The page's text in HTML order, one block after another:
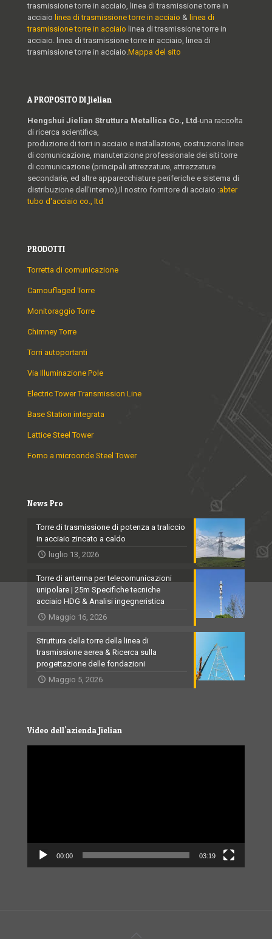
trasmissione torre in acciaio, linea di trasmissione torre in
acciaio linea di trasmissione torre in acciaio & linea di
trasmissione torre in acciaio linea di trasmissione torre in
acciaio. linea di trasmissione torre in acciaio, linea di
trasmissione torre in acciaio. Mappa del sito
A PROPOSITO DI Jielian
Hengshui Jielian Struttura Metallica Co., Ltd-una raccolta
di ricerca scientifica,
produzione di torri in acciaio e installazione, costruzione linee
di comunicazione, manutenzione professionale dei siti torre
di comunicazione (principali attrezzature, attrezzature
secondarie, ed altre apparecchiature periferiche e sistema di
distribuzione dell'interno),Il nostro fornitore di acciaio :abter
tubo d'acciaio co., ltd
PRODOTTI
Torretta di comunicazione
Camouflaged Torre
Monitoraggio Torre
Chimney Torre
Torri autoportanti
Via Illuminazione Pole
Electric Tower Transmission Line
Base Station integrata
Lattice Steel Tower
Forno a microonde Steel Tower
News Pro
Torre di trasmissione di potenza a traliccio
in acciaio zincato a caldo
luglio 13, 2026
Torre di antenna per telecomunicazioni
unipolare | 25m Specifiche tecniche
acciaio HDG & Analisi ingegneristica
Maggio 16, 2026
Struttura della torre della linea di
trasmissione aerea & Ricerca sulla
progettazione delle fondazioni
Maggio 5, 2026
Video dell'azienda Jielian
00:00 03:19